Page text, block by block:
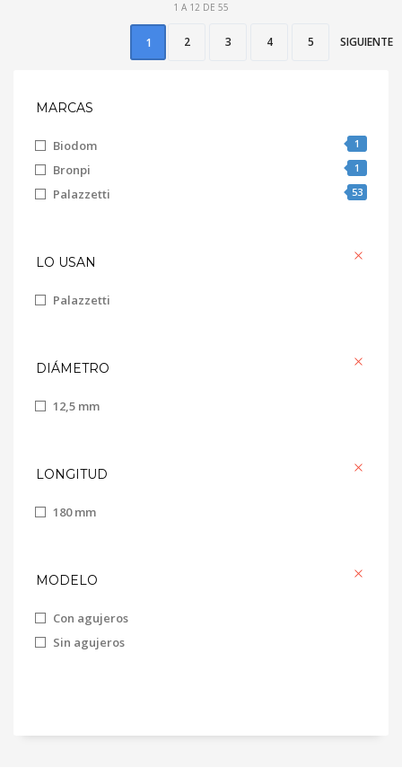
1 A 12 DE 55
1 2 3 4 5 SIGUIENTE
MARCAS
Biodom 1
Bronpi 1
Palazzetti 53
LO USAN
Palazzetti
DIÁMETRO
12,5 mm
LONGITUD
180 mm
MODELO
Con agujeros
Sin agujeros